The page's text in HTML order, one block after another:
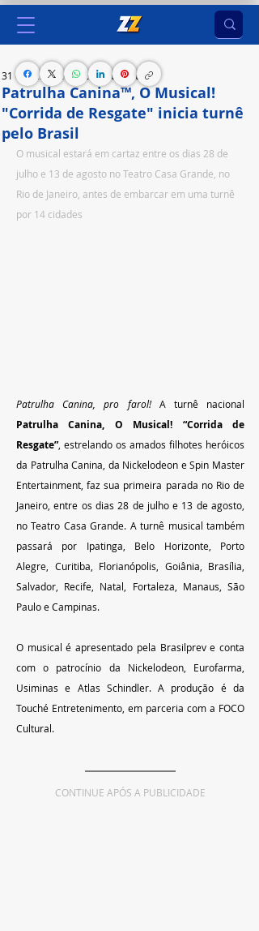
Patrulha Canina™, O Musical!
"Corrida de Resgate" inicia turnê
pelo Brasil
31 de jul. de 2023 2 min de leitura
O musical estará em cartaz entre os dias 28 de
julho e 13 de agosto no Teatro Casa Grande, no
Rio de Janeiro, antes de embarcar em uma turnê
por 14 cidades
Patrulha Canina, pro farol!
Patrulha Canina, O Musical! “Corrida de
Resgate” , estrelando os amados filhotes heróicos
da Patrulha Canina, da Nickelodeon e Spin Master
Entertainment, faz sua primeira parada no Rio de
Janeiro, entre os dias 28 de julho e 13 de agosto,
no Teatro Casa Grande. A turnê musical também
passará por Ipatinga, Belo Horizonte, Porto
Alegre, Curitiba, Florianópolis, Goiânia, Brasília,
Salvador, Recife, Natal, Fortaleza, Manaus, São
Paulo e Campinas.
O musical é apresentado pela Brasilprev e conta
com o patrocínio da Nickelodeon, Eurofarma,
Usiminas e Atlas Schindler. A produção é da
Touché Entretenimento, em parceria com a FOCO
Cultural.
CONTINUE APÓS A PUBLICIDADE